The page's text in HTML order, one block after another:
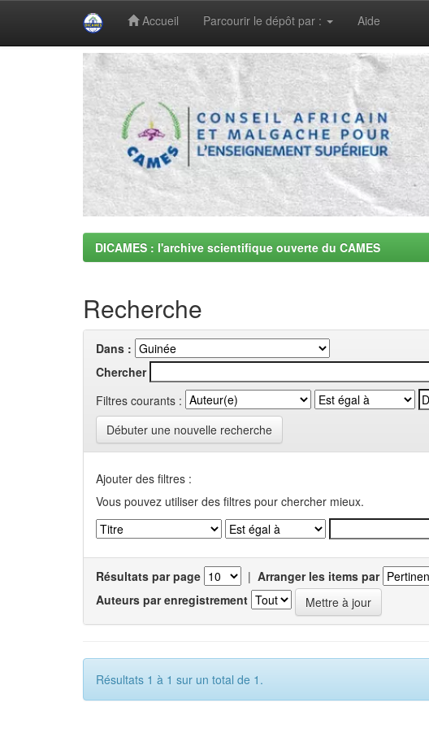
Accueil Parcourir le dépôt par : Aide
DICAMES : l'archive scientifique ouverte du CAMES
Recherche
Dans :
Chercher
Filtres courants :
Débuter une nouvelle recherche
Ajouter des filtres :
Vous pouvez utiliser des filtres pour chercher mieux.
Résultats par page | Arranger les items par
Auteurs par enregistrement
Résultats 1 à 1 sur un total de 1.